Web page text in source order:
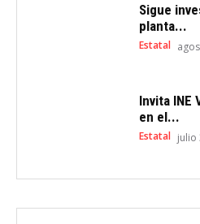
Sigue
planta...
Estatal
Invita INE
en el...
Estatal julio